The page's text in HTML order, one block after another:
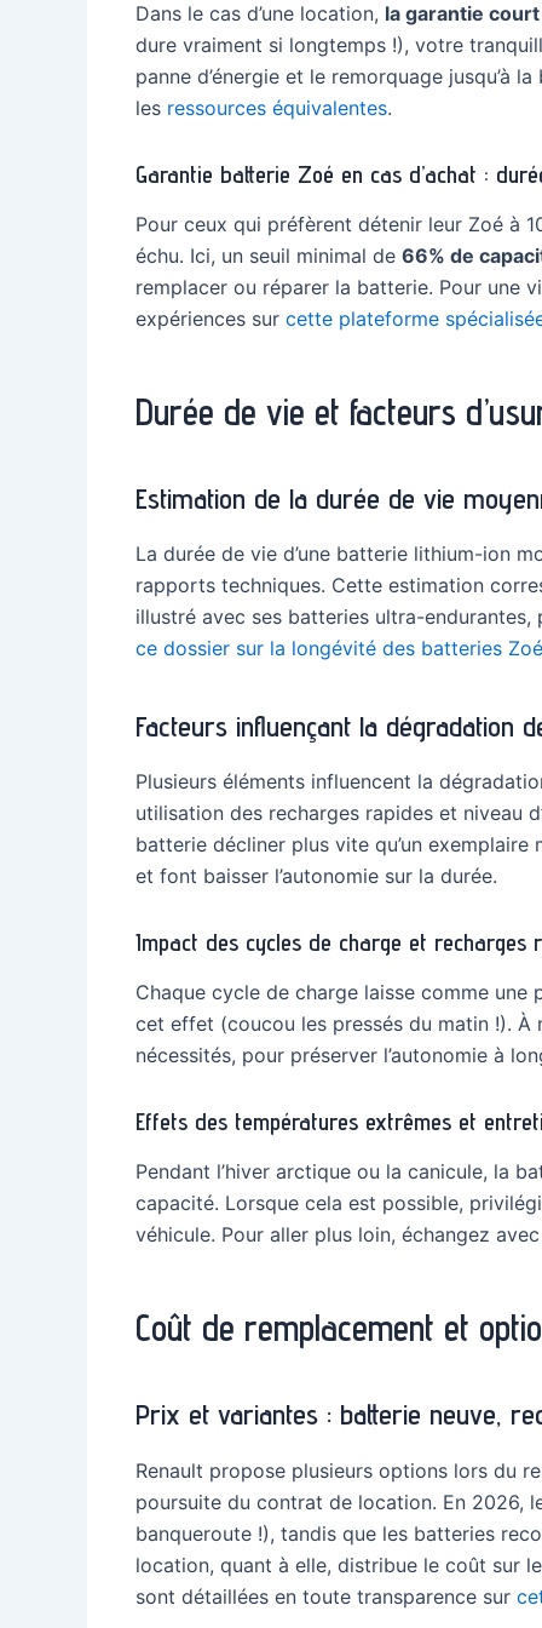
Dans le cas d’une location, la garantie
dure vraiment si longtemps !), votre
panne d’énergie et le remorquage jusqu’à
les ressources équivalentes.
Garantie batterie Zoé en cas d’achat :
Pour ceux qui préfèrent détenir leur Zoé à
échu. Ici, un seuil minimal de 66% de
remplacer ou réparer la batterie. Pour une
expériences sur cette plateforme
Durée de vie et facteurs
Estimation de la durée de vie
La durée de vie d’une batterie lithium-ion
rapports techniques. Cette estimation
illustré avec ses batteries ultra-
ce dossier sur la longévité des batteries Zoé
Facteurs influençant la dégradation
Plusieurs éléments influencent la
utilisation des recharges rapides et niveau
batterie décliner plus vite qu’un
et font baisser l’autonomie sur la durée.
Impact des cycles de charge et recharges
Chaque cycle de charge laisse comme
cet effet (coucou les pressés du matin !).
nécessités, pour préserver l’autonomie à
Effets des températures extrêmes et
Pendant l’hiver arctique ou la canicule, la
capacité. Lorsque cela est possible,
véhicule. Pour aller plus loin, échangez
Coût de remplacement et
Prix et variantes : batterie neuve,
Renault propose plusieurs options lors du
poursuite du contrat de location. En 2026,
banqueroute !), tandis que les batteries
location, quant à elle, distribue le coût sur
sont détaillées en toute transparence sur